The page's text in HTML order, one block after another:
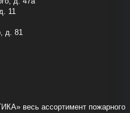
11
д. 81
весь ассортимент пожарного